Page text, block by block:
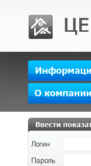
Логин
Пароль